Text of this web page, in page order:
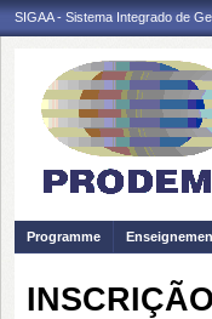
SIGAA - Sistema Integrado de
Programme